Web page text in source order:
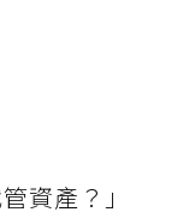
資產？」